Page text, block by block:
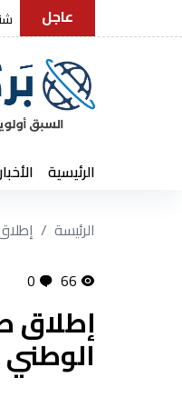
عاجل
الرئيسية
الرئيسة
66
0
إطلاق
الوطني